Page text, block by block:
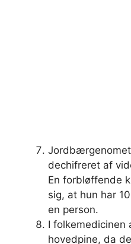
dechifreret af
En forbløffende
sig, at hun har
en person.
I
hovedpine, da